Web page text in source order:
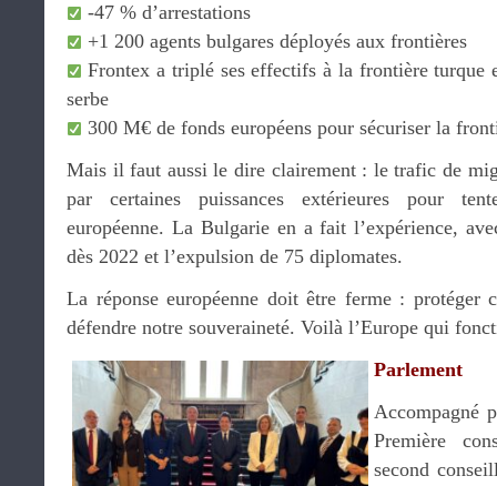
-47 % d’arrestations
+1 200 agents bulgares déployés aux frontières
Frontex a triplé ses effectifs à la frontière turque
serbe
300 M€ de fonds européens pour sécuriser la
Mais il faut aussi le dire clairement : le trafic de
par certaines puissances extérieures pour
européenne. La Bulgarie en a fait l’expérience,
dès 2022 et l’expulsion de 75 diplomates.
La réponse européenne doit être ferme : protéger
défendre notre souveraineté. Voilà l’Europe qui
Parlement
Accompagné
Première
second